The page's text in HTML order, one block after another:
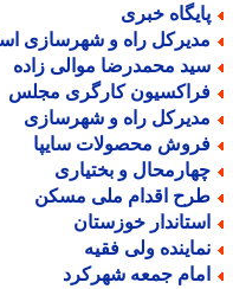
خبری
راه و شهرسازی استان
محمدرضا موالی زاده
کارگری مجلس
راه و شهرسازی
محصولات سایپا
و بختیاری
اقدام ملی مسکن
خوزستان
ولی فقیه
جمعه شهرکرد